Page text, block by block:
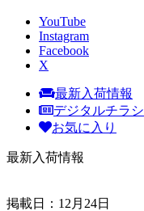
YouTube
Instagram
Facebook
X
最新入荷情報
デジタルチラシ
お気に入り
最新入荷情報
掲載日：12月24日